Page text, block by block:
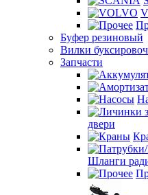
Буфер резиновый
Вилки
Запчасти
двери
Шланги